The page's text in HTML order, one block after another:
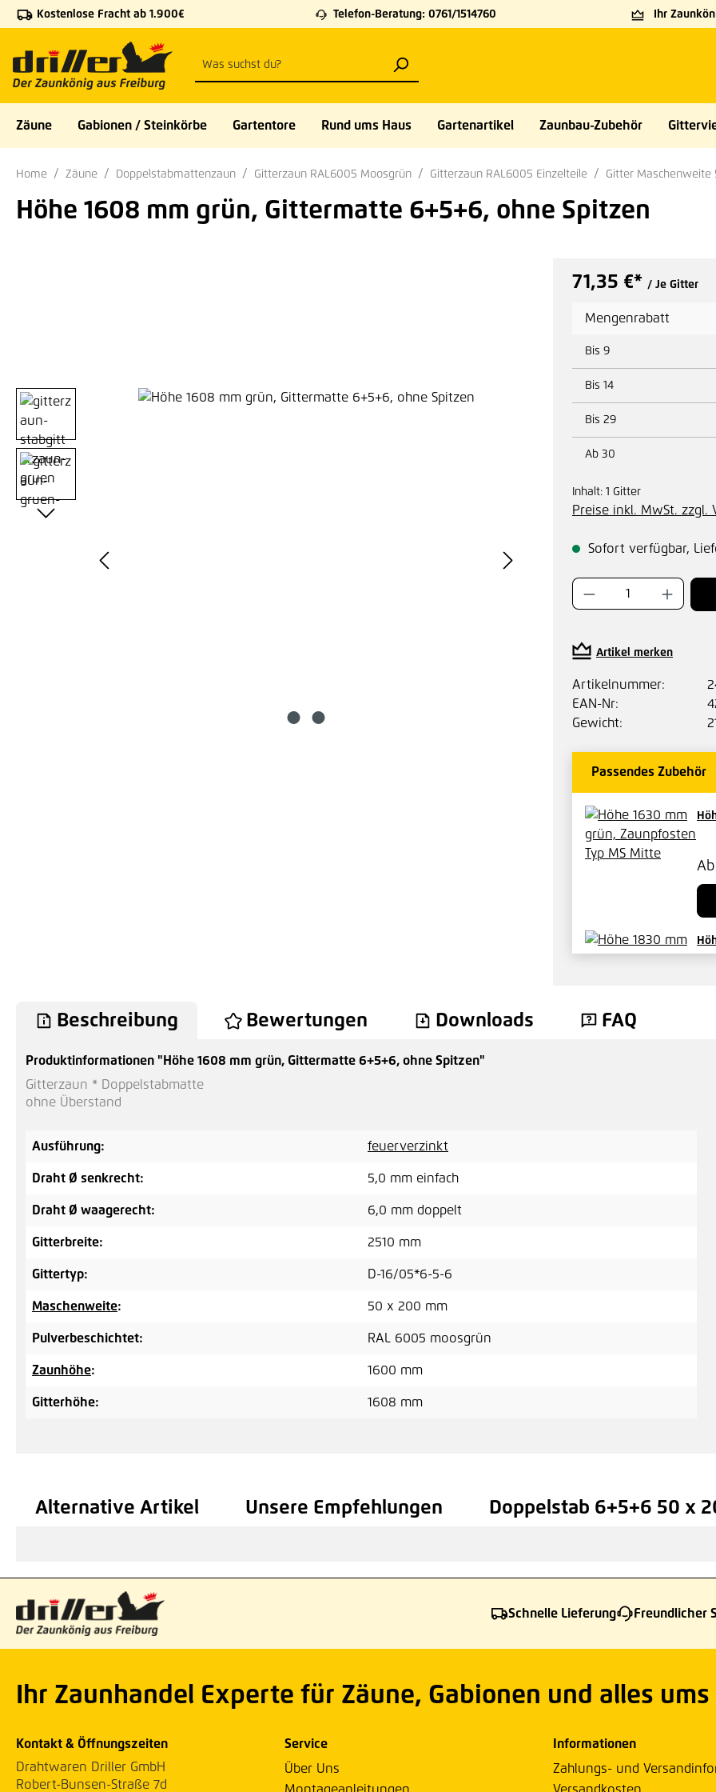
Hauptinhalt springen
Zur Suche springen
Zur Hauptnavigation springen
Kostenlose Fracht ab 1.900€ Telefon-Beratung: 0761/1514760 Ihr
Zäune Gabionen / Steinkörbe Gartentore Rund ums Haus Gartenartikel Zaunbau-Zubehör
Home Zäune Doppelstabmattenzaun Gitterzaun RAL6005 Moosgrün Gitterzaun RAL6005 Einzelteile Gitter
Höhe 1608 mm grün, Gittermatte 6+5+6, ohne Spitzen
Bildergalerie überspringen
71,35 €* / Je Gitter
Mengenrabatt
Bis 9
Bis 14
Bis 29
Ab 30
Inhalt: 1 Gitter
Preise inkl. MwSt. zzgl.
Sofort verfügbar,
Produkt
Artikel merken
Artikelnummer:
EAN-Nr:
Gewicht:
Passendes Zubehör
Ab
Beschreibung Bewertungen Downloads FAQ
Produktinformationen "Höhe 1608 mm grün, Gittermatte 6+5+6, ohne Spitzen"
Gitterzaun * Doppelstabmatte
ohne Überstand
Ausführung: feuerverzinkt
Draht Ø senkrecht: 5,0 mm einfach
Draht Ø waagerecht: 6,0 mm doppelt
Gitterbreite: 2510 mm
Gittertyp: D-16/05*6-5-6
Maschenweite: 50 x 200 mm
Pulverbeschichtet: RAL 6005 moosgrün
Zaunhöhe: 1600 mm
Gitterhöhe: 1608 mm
Alternative Artikel Unsere Empfehlungen Doppelstab 6+5+6 50 x
Schnelle Lieferung Freundlicher
Ihr Zaunhandel Experte für Zäune, Gabionen und alles ums
Kontakt & Öffnungszeiten
Drahtwaren Driller GmbH
Robert-Bunsen-Straße 7d
Service
Über Uns
Informationen
Zahlungs- und